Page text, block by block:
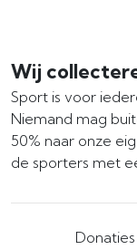
Wij
Sport is voor
Niemand mag
50% naar onze
de sporters met
Donaties